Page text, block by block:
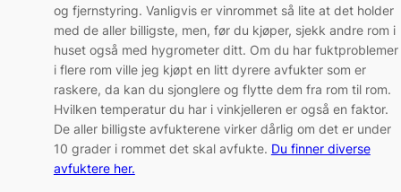
og fjernstyring. Vanligvis er vinrommet så lite at det holder
med de aller billigste, men, før du kjøper, sjekk andre rom i
huset også med hygrometer ditt. Om du har fuktproblemer
i flere rom ville jeg kjøpt en litt dyrere avfukter som er
raskere, da kan du sjonglere og flytte dem fra rom til rom.
Hvilken temperatur du har i vinkjelleren er også en faktor.
De aller billigste avfukterene virker dårlig om det er under
10 grader i rommet det skal avfukte. Du finner diverse
avfuktere her.